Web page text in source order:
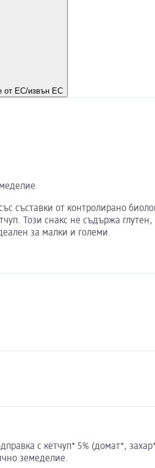
от ЕС/извън ЕС
съставки от контролирано
Този снакс не съдържа
за малки и големи.
с кетчуп* 5% (домат*,
земеделие.